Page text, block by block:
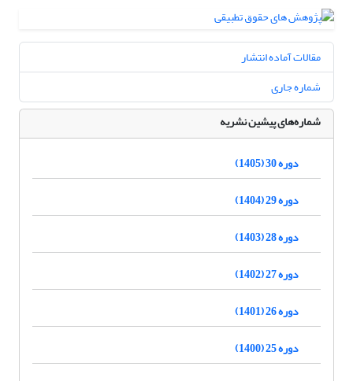
مقالات آماده انتشار
شماره جاری
شماره‌های پیشین نشریه
دوره 30 (1405)
دوره 29 (1404)
دوره 28 (1403)
دوره 27 (1402)
دوره 26 (1401)
دوره 25 (1400)